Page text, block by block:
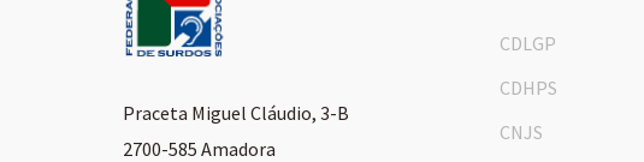
Praceta Miguel Cláudio, 3-B
2700-585 Amadora
CDLGP
CDHPS
CNJS